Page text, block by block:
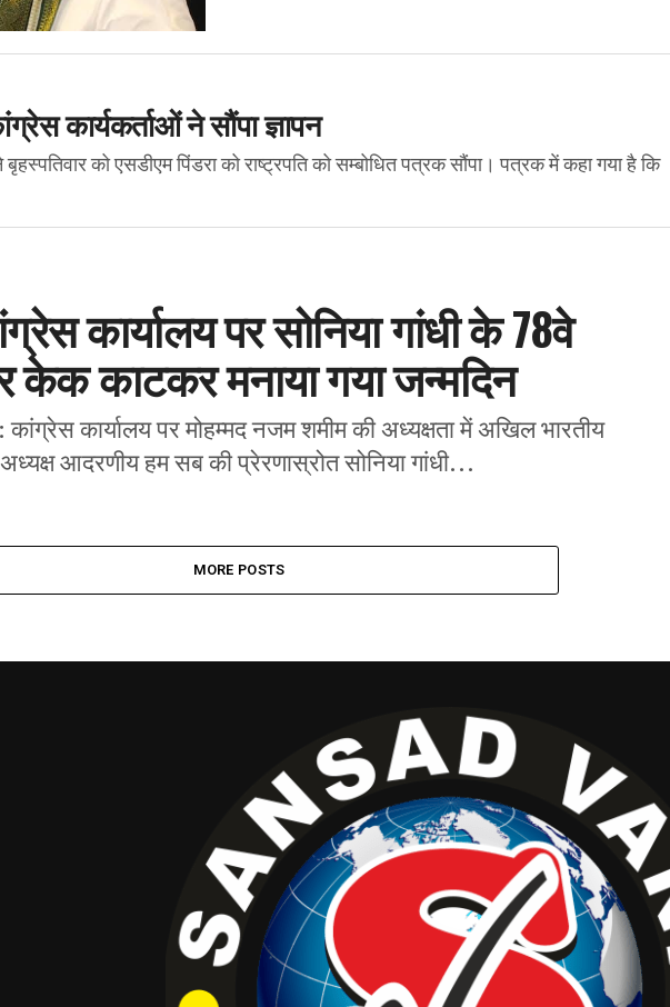
कार्यकर्ताओं ने सौंपा ज्ञापन
को एसडीएम पिंडरा को राष्ट्रपति को सम्बोधित पत्रक सौंपा। पत्रक में कहा गया है कि
कार्यालय पर सोनिया गांधी के 78वे
केक काटकर मनाया गया जन्मदिन
कार्यालय पर मोहम्मद नजम शमीम की अध्यक्षता में अखिल भारतीय
आदरणीय हम सब की प्रेरणास्रोत सोनिया गांधी...
MORE POSTS